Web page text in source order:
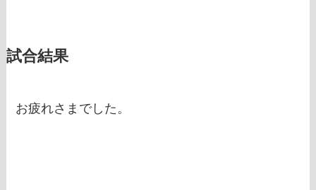
試合結果
お疲れさまでした。